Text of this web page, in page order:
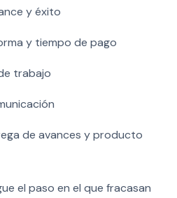
y éxito
y tiempo de pago
trabajo
de avances y producto
el paso en el que fracasan